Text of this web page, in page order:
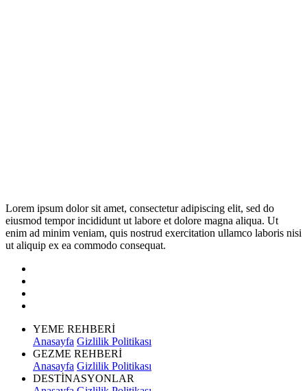
Lorem ipsum dolor sit amet, consectetur adipiscing elit, sed do
eiusmod tempor incididunt ut labore et dolore magna aliqua. Ut
enim ad minim veniam, quis nostrud exercitation ullamco laboris nisi
ut aliquip ex ea commodo consequat.
YEME REHBERİ
Anasayfa Gizlilik Politikası
GEZME REHBERİ
Anasayfa Gizlilik Politikası
DESTİNASYONLAR